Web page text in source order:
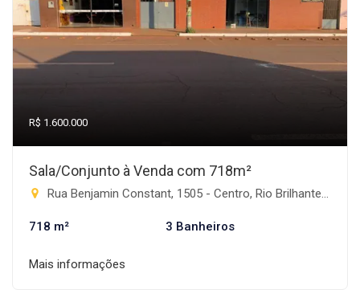
R$ 1.600.000
Sala/Conjunto à Venda com 718m²
Rua Benjamin Constant, 1505 - Centro, Rio Brilhante-MS
718 m² 3 Banheiros
Mais informações